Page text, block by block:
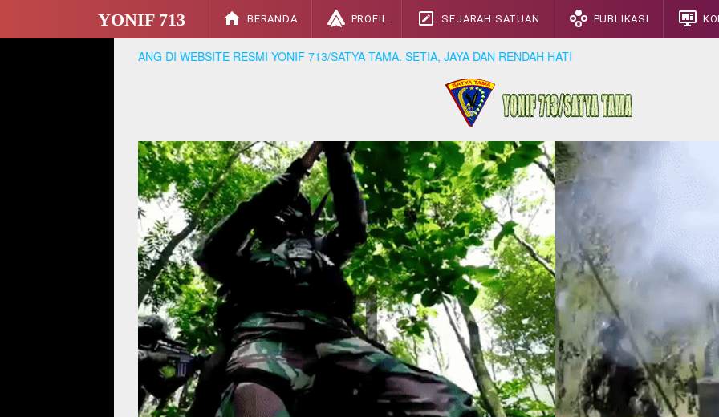
YONIF 713 BERANDA PROFIL SEJARAH SATUAN PUBLIKASI
SELAMAT DATANG DI WEBSITE RESMI YONIF 713/SATYA TAMA. SETIA, JAYA DAN RENDAH HATI
01